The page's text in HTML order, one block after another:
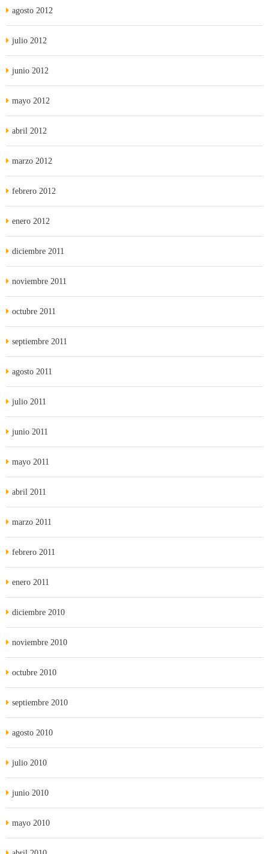
agosto 2012
julio 2012
junio 2012
mayo 2012
abril 2012
marzo 2012
febrero 2012
enero 2012
diciembre 2011
noviembre 2011
octubre 2011
septiembre 2011
agosto 2011
julio 2011
junio 2011
mayo 2011
abril 2011
marzo 2011
febrero 2011
enero 2011
diciembre 2010
noviembre 2010
octubre 2010
septiembre 2010
agosto 2010
julio 2010
junio 2010
mayo 2010